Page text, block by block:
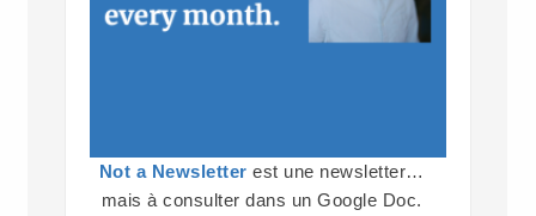
Not a Newsletter est une newsletter…
mais à consulter dans un Google Doc.